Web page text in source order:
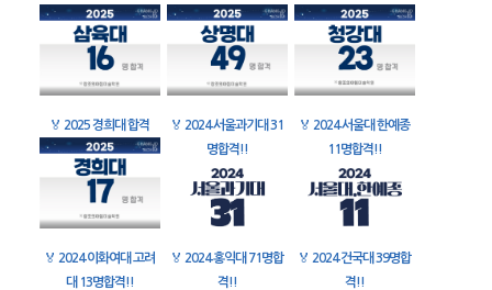
🏅 2025 경희대 합격 🏅 2024 서울과기대 31
명합격!!
🏅 2024 서울대 한예종
11명합격!!
🏅 2024 이화여대 고려
대 13명합격!!
🏅 2024 홍익대 71명합
격!!
🏅 2024 건국대 39명합
격!!